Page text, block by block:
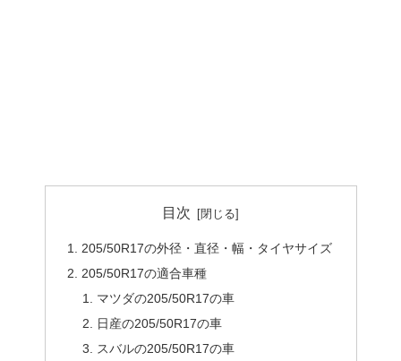
目次
205/50R17の外径・直径・幅・タイヤサイズ
205/50R17の適合車種
マツダの205/50R17の車
日産の205/50R17の車
スバルの205/50R17の車